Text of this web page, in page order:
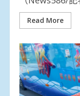
Read More